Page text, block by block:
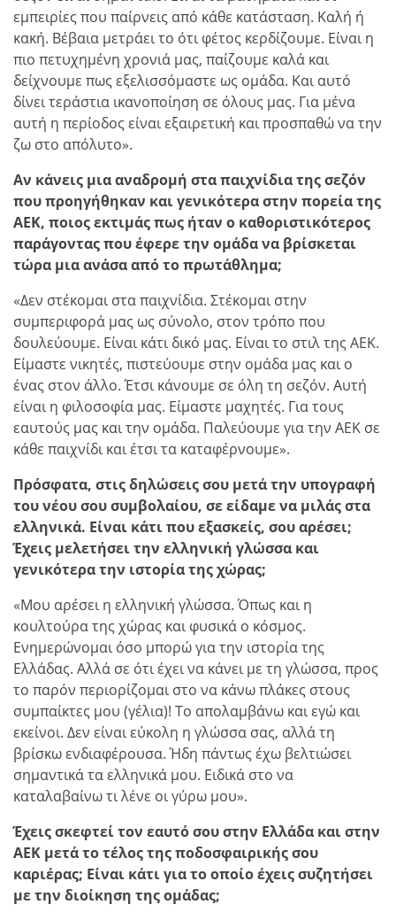
εμπειρίες που παίρνεις από κάθε κατάσταση. Καλή ή
κακή. Βέβαια μετράει το ότι φέτος κερδίζουμε. Είναι η
πιο πετυχημένη χρονιά μας, παίζουμε καλά και
δείχνουμε πως εξελισσόμαστε ως ομάδα. Και αυτό
δίνει τεράστια ικανοποίηση σε όλους μας. Για μένα
αυτή η περίοδος είναι εξαιρετική και προσπαθώ να την
ζω στο απόλυτο».
Αν κάνεις μια αναδρομή στα παιχνίδια της σεζόν
που προηγήθηκαν και γενικότερα στην πορεία της
ΑΕΚ, ποιος εκτιμάς πως ήταν ο καθοριστικότερος
παράγοντας που έφερε την ομάδα να βρίσκεται
τώρα μια ανάσα από το πρωτάθλημα;
«Δεν στέκομαι στα παιχνίδια. Στέκομαι στην
συμπεριφορά μας ως σύνολο, στον τρόπο που
δουλεύουμε. Είναι κάτι δικό μας. Είναι το στιλ της ΑΕΚ.
Είμαστε νικητές, πιστεύουμε στην ομάδα μας και ο
ένας στον άλλο. Έτσι κάνουμε σε όλη τη σεζόν. Αυτή
είναι η φιλοσοφία μας. Είμαστε μαχητές. Για τους
εαυτούς μας και την ομάδα. Παλεύουμε για την ΑΕΚ σε
κάθε παιχνίδι και έτσι τα καταφέρνουμε».
Πρόσφατα, στις δηλώσεις σου μετά την υπογραφή
του νέου σου συμβολαίου, σε είδαμε να μιλάς στα
ελληνικά. Είναι κάτι που εξασκείς, σου αρέσει;
Έχεις μελετήσει την ελληνική γλώσσα και
γενικότερα την ιστορία της χώρας;
«Μου αρέσει η ελληνική γλώσσα. Όπως και η
κουλτούρα της χώρας και φυσικά ο κόσμος.
Ενημερώνομαι όσο μπορώ για την ιστορία της
Ελλάδας. Αλλά σε ότι έχει να κάνει με τη γλώσσα, προς
το παρόν περιορίζομαι στο να κάνω πλάκες στους
συμπαίκτες μου (γέλια)! Το απολαμβάνω και εγώ και
εκείνοι. Δεν είναι εύκολη η γλώσσα σας, αλλά τη
βρίσκω ενδιαφέρουσα. Ήδη πάντως έχω βελτιώσει
σημαντικά τα ελληνικά μου. Ειδικά στο να
καταλαβαίνω τι λένε οι γύρω μου».
Έχεις σκεφτεί τον εαυτό σου στην Ελλάδα και στην
ΑΕΚ μετά το τέλος της ποδοσφαιρικής σου
καριέρας; Είναι κάτι για το οποίο έχεις συζητήσει
με την διοίκηση της ομάδας;